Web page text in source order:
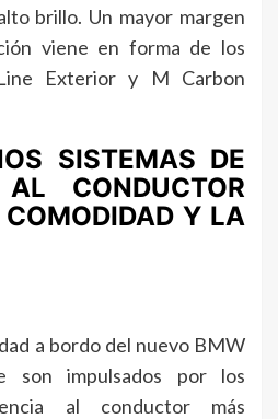
brillo. Un mayor margen
viene en forma de los
Exterior y M Carbon
SISTEMAS DE
CONDUCTOR
Y LA
a bordo del nuevo BMW
son impulsados por los
al conductor más